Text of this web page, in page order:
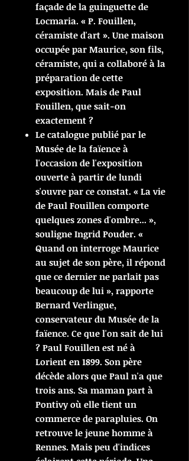
façade de la guinguette de
Locmaria. « P. Fouillen,
céramiste d'art ». Une maison
occupée par Maurice, son fils,
céramiste, qui a collaboré à la
préparation de cette
exposition. Mais de Paul
Fouillen, que sait-on
exactement ?
Le catalogue publié par le
Musée de la faïence à
l'occasion de l'exposition
ouverte à partir de lundi
s'ouvre par ce constat. « La vie
de Paul Fouillen comporte
quelques zones d'ombre... »,
souligne Ingrid Pouder. «
Quand on interroge Maurice
au sujet de son père, il répond
que ce dernier ne parlait pas
beaucoup de lui », rapporte
Bernard Verlingue,
conservateur du Musée de la
faïence. Ce que l'on sait de lui
? Paul Fouillen est né à
Lorient en 1899. Son père
décède alors que Paul n'a que
trois ans. Sa maman part à
Pontivy où elle tient un
commerce de parapluies. On
retrouve le jeune homme à
Rennes. Mais peu d'indices